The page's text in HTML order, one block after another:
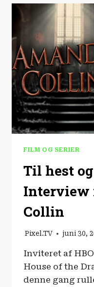
FC
FILM OG SERIER
Til hest
Interview
Collin
Pixel.TV juni 30,
Inviteret af
House of the
denne gang